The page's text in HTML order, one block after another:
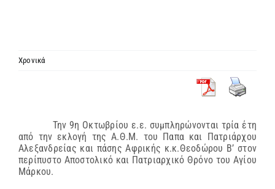
ΕΝΗΜΕΡΩΣΗ
ΣΥΝΔΕΣΕΙΣ
Χρονικά
Την 9η Οκτωβρίου ε.ε. συμπληρώνονται τρία έτη
από την εκλογή της Α.Θ.Μ. του Παπα και Πατριάρχου
Αλεξανδρείας και πάσης Αφρικής κ.κ.Θεοδώρου Β’ στον
περίπυστο Αποστολικό και Πατριαρχικό Θρόνο του Αγίου
Μάρκου.